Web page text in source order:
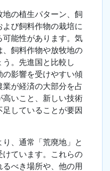
の植生パターン、飼
び飼料作物の栽培に
能性があります。気
飼料作物や放牧地の
。先進国と比較し
影響を受けやすい傾
が経済の大部分を占
いこと、新しい技術
していることが要因
、通常「荒廃地」と
ています。これらの
べき場所や、他の用